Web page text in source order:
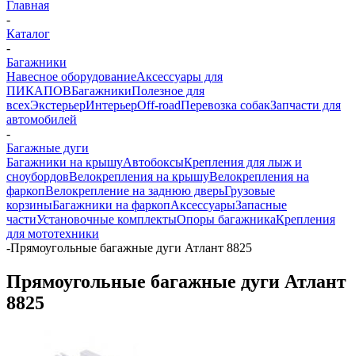
Главная
-
Каталог
-
Багажники
Навесное оборудованиеАксессуары для
ПИКАПОВБагажникиПолезное для
всехЭкстерьерИнтерьерOff-roadПеревозка собакЗапчасти для
автомобилей
-
Багажные дуги
Багажники на крышуАвтобоксыКрепления для лыж и
сноубордовВелокрепления на крышуВелокрепления на
фаркопВелокрепление на заднюю дверьГрузовые
корзиныБагажники на фаркопАксессуарыЗапасные
частиУстановочные комплектыОпоры багажникаКрепления
для мототехники
-Прямоугольные багажные дуги Атлант 8825
Прямоугольные багажные дуги Атлант
8825